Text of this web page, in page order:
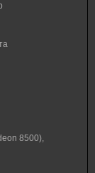
8500),